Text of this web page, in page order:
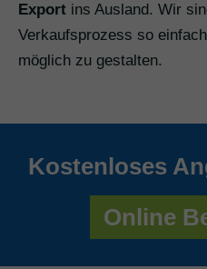
Export ins Ausland. Wir
Verkaufsprozess so
möglich zu gestalten.
Kostenloses
Online